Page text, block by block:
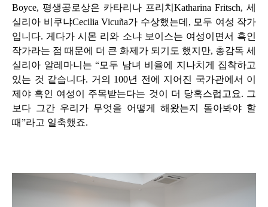
Boyce, 평생공로상은 카타리나 프리치 Katharina Fritsch, 세
실리아 비쿠냐Cecilia Vicuña가 수상했는데 , 모두 여성 작가
입니다.게다가 시몬 리와 소냐 보이스는 여성이면서 흑인
작가라는 점 때문에 더 큰 화제가 되기도 했지만, 총감독 세
실리아 알레마니는 “모두 남녀 비율에 지나치게 집착하고
있는 것 같습니다. 거의 100년 전에 지어진 국가관에서 이
제야 흑인 여성이 주목받는다는 것이 더 당혹스럽고요. 그
보다 그간 우리가 무엇을 어떻게 해왔는지 돌아봐야 할
때”라고 일축했죠.